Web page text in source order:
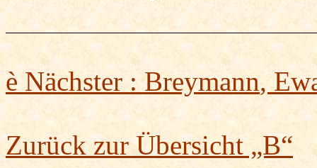
è Nächster :Breymann,
Zurück zur Übersicht „B“